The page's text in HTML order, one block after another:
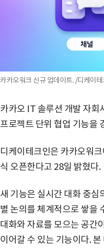
카카오워크 신규 업데이트. /디케이테
카카오 IT 솔루션 개발 자
프로젝트 단위 협업 기능을
디케이테크인은 카카오워
식 오픈한다고 28일 밝혔다.
새 기능은 실시간 대화 중
별 논의를 체계적으로 쌓을
대화와 자료를 모으는 공간
이어갈 수 있는 기능이다.